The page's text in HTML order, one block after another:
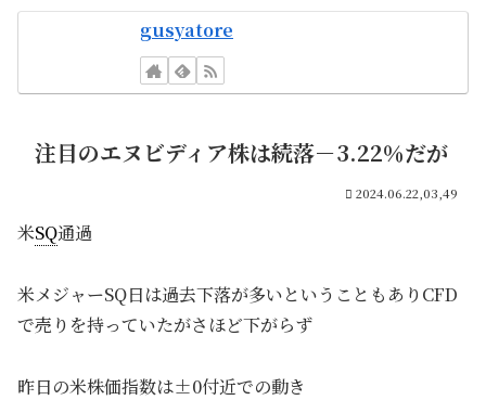
gusyatore
注目のエヌビディア株は続落－3.22％だが
2024.06.22,03,49
米SQ通過
米メジャーSQ日は過去下落が多いということもありCFD
で売りを持っていたがさほど下がらず
昨日の米株価指数は±0付近での動き